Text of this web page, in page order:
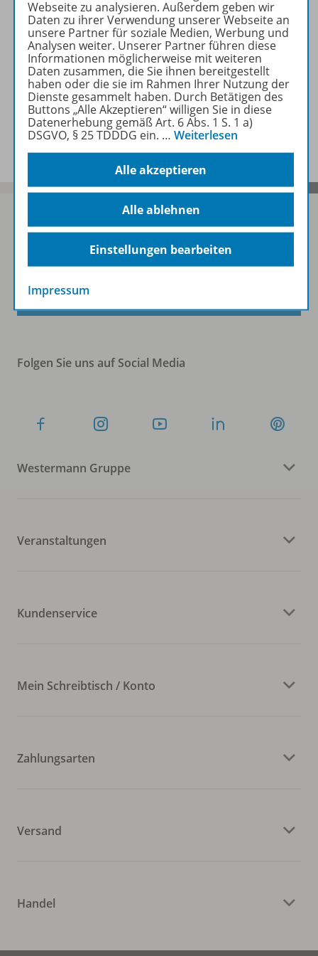
Zugehörige Produkte
Video
Benachrichtigungs-Service
Sofort profitieren
Zum Newsletter anmelden
Folgen Sie uns auf Social Media
Westermann Gruppe
Veranstaltungen
Kundenservice
Mein Schreibtisch / Konto
Zahlungsarten
Versand
Handel
Webseite zu analysieren. Außerdem geben wir
Daten zu ihrer Verwendung unserer Webseite an
unsere Partner für soziale Medien, Werbung und
Analysen weiter. Unserer Partner führen diese
Informationen möglicherweise mit weiteren
Daten zusammen, die Sie ihnen bereitgestellt
haben oder die sie im Rahmen Ihrer Nutzung der
Dienste gesammelt haben. Durch Betätigen des
Buttons „Alle Akzeptieren“ willigen Sie in diese
Datenerhebung gemäß Art. 6 Abs. 1 S. 1 a)
DSGVO, § 25 TDDDG ein. … Weiterlesen
Alle akzeptieren
Alle ablehnen
Einstellungen bearbeiten
Impressum